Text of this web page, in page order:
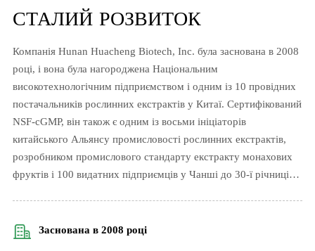
01
Харчові добавки
Натуральний, безкалорійний. Зберігає
Рекомендований продукт
СТАЛИЙ РОЗВИТОК
Компанія Hunan Huacheng Biotech, Inc. була заснована в 2008
році, і вона була нагороджена Національним
високотехнологічним підприємством і одним із 10 провідних
постачальників рослинних екстрактів у Китаї. Сертифікований
NSF-cGMP, він також є одним із восьми ініціаторів
китайського Альянсу промисловості рослинних екстрактів,
розробником промислового стандарту екстракту монахових
фруктів і 100 видатних підприємців у Чанші до 30-ї річниці
Заснована в 2008 році